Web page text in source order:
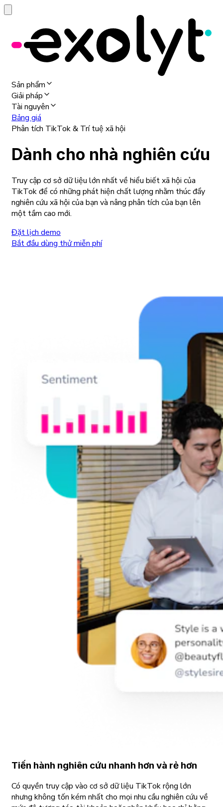
Sản phẩm
Giải pháp
Tài nguyên
Bảng giá
Phân tích TikTok & Trí tuệ xã hội
Dành cho nhà nghiên cứu
Truy cập cơ sở dữ liệu lớn nhất về hiểu biết xã hội của
TikTok để có những phát hiện chất lượng nhằm thúc đẩy
nghiên cứu xã hội của bạn và nâng phân tích của bạn lên
một tầm cao mới.
Đặt lịch demo
Bắt đầu dùng thử miễn phí
Tiến hành nghiên cứu nhanh hơn và rẻ hơn
Có quyền truy cập vào cơ sở dữ liệu TikTok rộng lớn
nhưng không tốn kém nhất cho mọi nhu cầu nghiên cứu về